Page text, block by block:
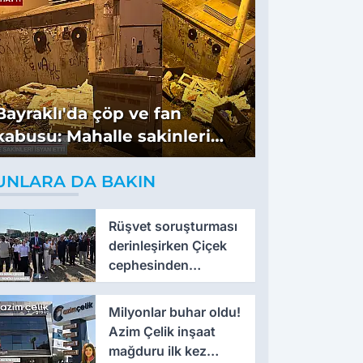
çöp ve fan
Mahalle sakinleri
etti
DA BAKIN
Rüşvet soruşturması
derinleşirken Çiçek
cephesinden
'montaj' savunması
Milyonlar buhar oldu!
Azim Çelik inşaat
mağduru ilk kez